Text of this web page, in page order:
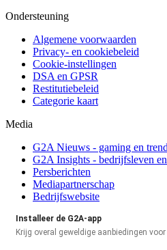
Ondersteuning
Algemene voorwaarden
Privacy- en cookiebeleid
Cookie-instellingen
DSA en GPSR
Restitutiebeleid
Categorie kaart
Media
G2A Nieuws - gaming en
G2A Insights - bedrijfsleven
Persberichten
Mediapartnerschap
Bedrijfswebsite
Installeer de G2A-app
Krijg overal geweldige aanbiedingen